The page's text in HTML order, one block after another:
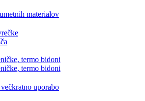
materialov
termo bidoni
termo bidoni
uporabo